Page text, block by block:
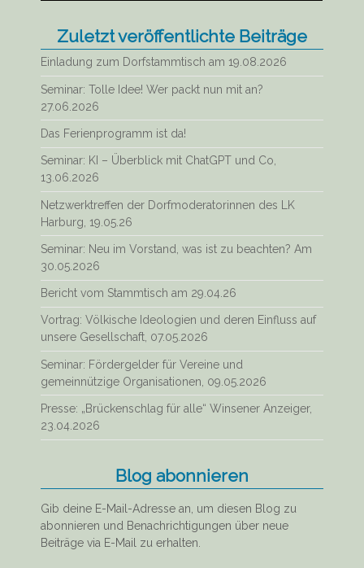
Zuletzt veröffentlichte Beiträge
Einladung zum Dorfstammtisch am 19.08.2026
Seminar: Tolle Idee! Wer packt nun mit an?
27.06.2026
Das Ferienprogramm ist da!
Seminar: KI – Überblick mit ChatGPT und Co,
13.06.2026
Netzwerktreffen der Dorfmoderatorinnen des LK
Harburg, 19.05.26
Seminar: Neu im Vorstand, was ist zu beachten? Am
30.05.2026
Bericht vom Stammtisch am 29.04.26
Vortrag: Völkische Ideologien und deren Einfluss auf
unsere Gesellschaft, 07.05.2026
Seminar: Fördergelder für Vereine und
gemeinnützige Organisationen, 09.05.2026
Presse: „Brückenschlag für alle“ Winsener Anzeiger,
23.04.2026
Blog abonnieren
Gib deine E-Mail-Adresse an, um diesen Blog zu
abonnieren und Benachrichtigungen über neue
Beiträge via E-Mail zu erhalten.